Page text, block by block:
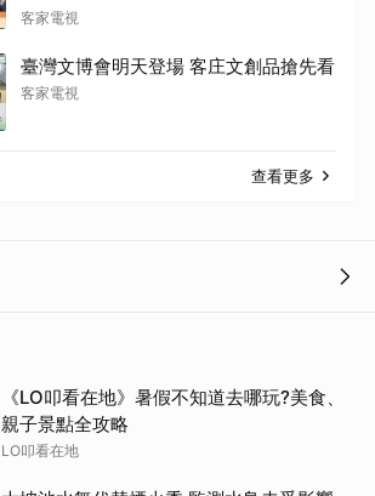
客家電視
臺灣文博會明天登場 客庄文創品搶先看
客家電視
查看更多
《LO叩看在地》暑假不知道去哪玩?美食、
親子景點全攻略
LO叩看在地